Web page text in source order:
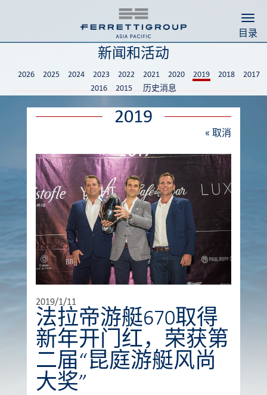
目录
新闻和活动
2026 2025 2024 2023 2022 2021 2020 2019 2018
2017
2016
2015 历史消息
2019
« 取消
2019/1/11
法拉帝游艇670取得
新年开门红，荣获第
二届“昆庭游艇风尚
大奖”